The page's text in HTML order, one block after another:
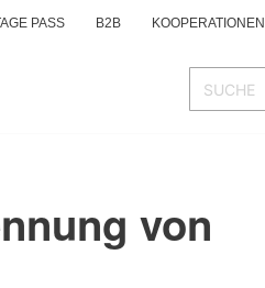
PASS B2B KOOPERATIONEN
von